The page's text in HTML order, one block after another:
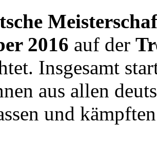
2016 auf der
Insgesamt
aus allen
und